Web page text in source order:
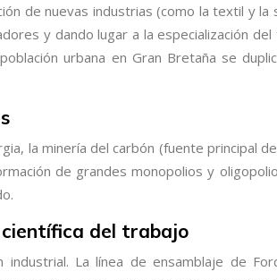
de nuevas industrias (como la textil y
y dando lugar a la especialización
urbana en Gran Bretaña se
la minería del carbón (fuente principal
de grandes monopolios y
científica del trabajo
La línea de ensamblaje de